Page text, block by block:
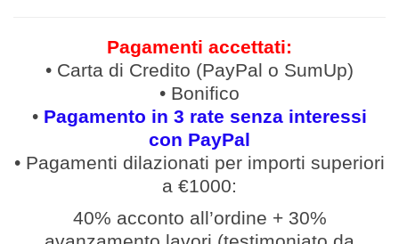
Pagamenti accettati:
• Carta di Credito (PayPal o SumUp)
• Bonifico
• Pagamento in 3 rate senza interessi
con PayPal
• Pagamenti dilazionati per importi superiori
a €1000:
40% acconto all’ordine + 30%